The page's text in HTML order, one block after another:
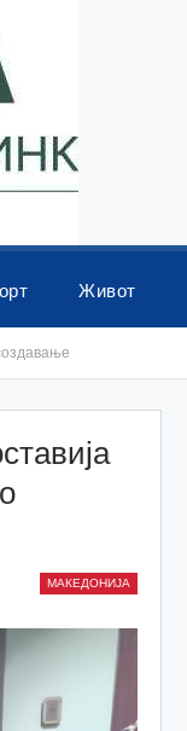
Живот
МАКЕДОНИЈА